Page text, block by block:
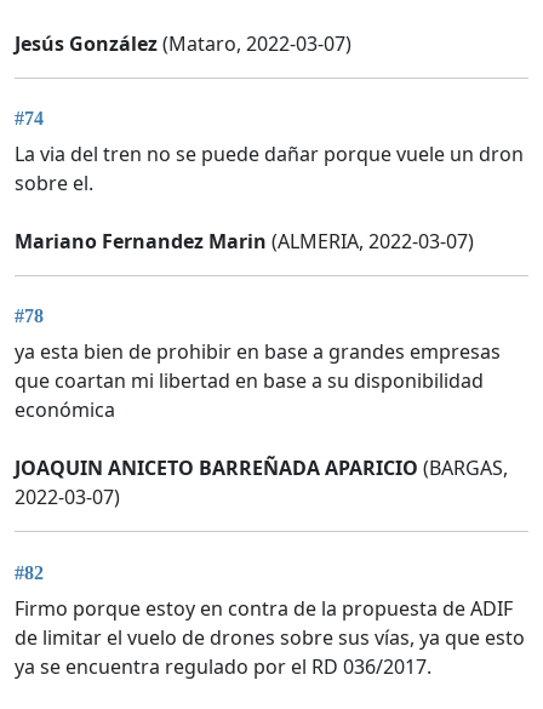
Jesús González(Mataro, 2022-03-07)
#74
La via del tren no se puede dañar porque vuele un dron
sobre el.
Mariano Fernandez Marin (ALMERIA, 2022-03-07)
#78
ya esta bien de prohibir en base a grandes empresas
que coartan mi libertad en base a su disponibilidad
económica
JOAQUIN ANICETO BARREÑADA APARICIO (BARGAS,
2022-03-07)
#82
Firmo porque estoy en contra de la propuesta de ADIF
de limitar el vuelo de drones sobre sus vías, ya que esto
ya se encuentra regulado por el RD 036/2017.